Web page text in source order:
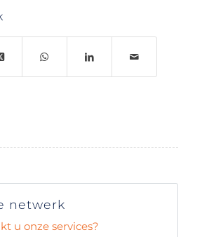
netwerk
u onze services?